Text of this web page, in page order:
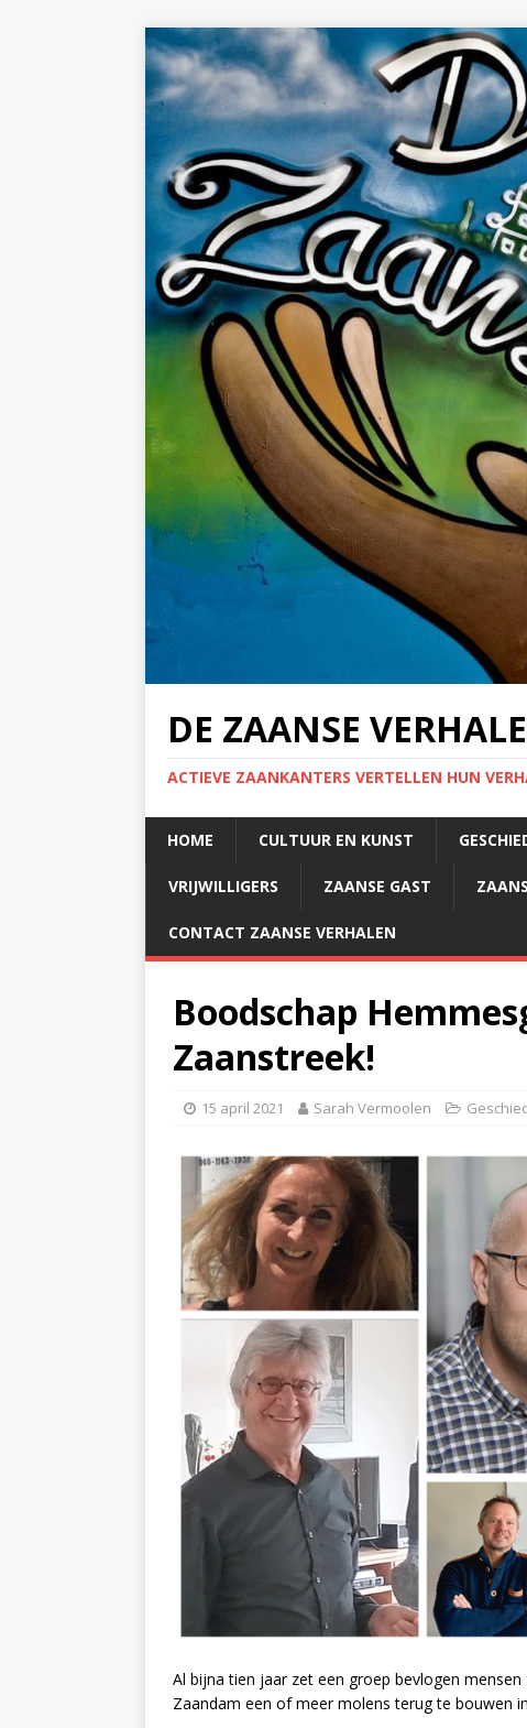
DE ZAANSE
ACTIEVE ZAANKANTERS VERTELLEN HUN
HOME CULTUUR EN KUNST
VRIJWILLIGERS ZAANSE GAST
CONTACT ZAANSE VERHALEN
Boodschap
Zaanstreek!
15 april 2021 Sarah Vermoolen
Al bijna tien jaar zet een groep bevlogen
Zaandam een of meer molens terug te bouwen